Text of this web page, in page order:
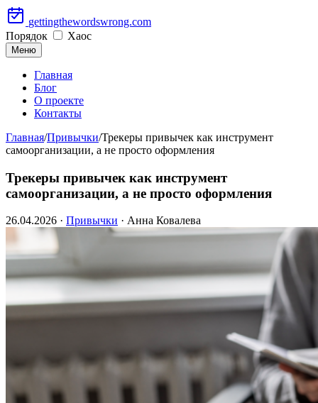
Перейти
к
содержимому
gettingthewordswrong.com
Порядок
Хаос
Меню
Главная
Блог
О проекте
Контакты
Главная/Привычки/Трекеры привычек как инструмент
самоорганизации, а не просто оформления
Трекеры привычек как инструмент
самоорганизации, а не просто оформления
26.04.2026 · Привычки · Анна Ковалева